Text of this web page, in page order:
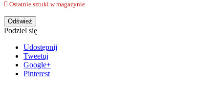
Ostatnie sztuki w magazynie
Podziel się
Udostępnij
Tweetuj
Google+
Pinterest